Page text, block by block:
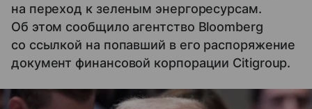
на переход к зеленым энергоресурсам.
Об этом сообщило агентство Bloomberg
со ссылкой на попавший в его распоряжение
документ финансовой корпорации Citigroup.